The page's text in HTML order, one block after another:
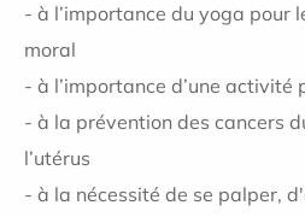
- à l’importance du yoga pour
moral
- à l’importance d’une activité
- à la prévention des cancers
l’utérus
- à la nécessité de se palper,